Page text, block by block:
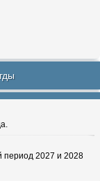
период 2027 и 2028